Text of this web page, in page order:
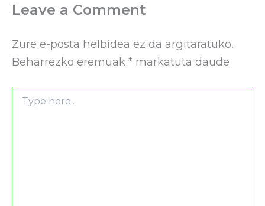
Leave a Comment
Zure e-posta helbidea ez da argitaratuko.
Beharrezko eremuak * markatuta daude
here..